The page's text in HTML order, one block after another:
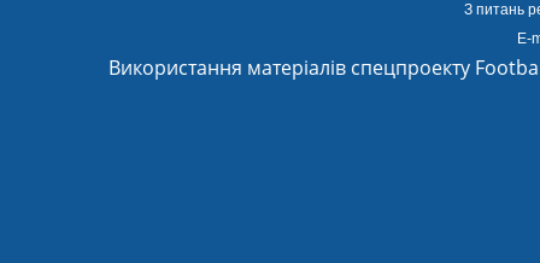
З питань
E-
Використання матеріалів спецпроекту